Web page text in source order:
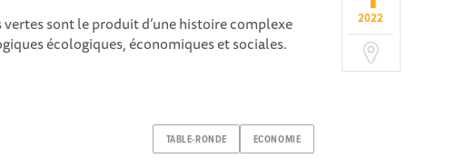
2022
vertes sont le produit d’une histoire complexe
écologiques, économiques et sociales.
TABLE-RONDE ECONOMIE